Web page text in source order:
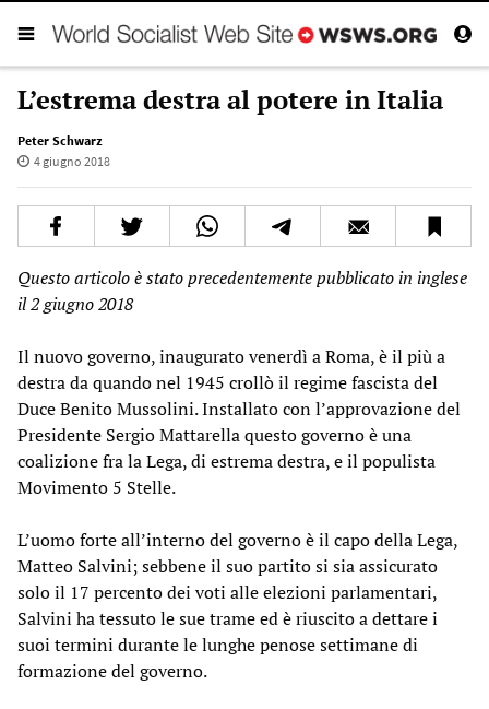
L’estrema destra al potere in Italia
Peter Schwarz
4 giugno 2018
Questo articolo è stato precedentemente pubblicato in inglese
il 2 giugno 2018
Il nuovo governo, inaugurato venerdì a Roma, è il più a
destra da quando nel 1945 crollò il regime fascista del
Duce Benito Mussolini. Installato con l’approvazione del
Presidente Sergio Mattarella questo governo è una
coalizione fra la Lega, di estrema destra, e il populista
Movimento 5 Stelle.
L’uomo forte all’interno del governo è il capo della Lega,
Matteo Salvini; sebbene il suo partito si sia assicurato
solo il 17 percento dei voti alle elezioni parlamentari,
Salvini ha tessuto le sue trame ed è riuscito a dettare i
suoi termini durante le lunghe penose settimane di
formazione del governo.